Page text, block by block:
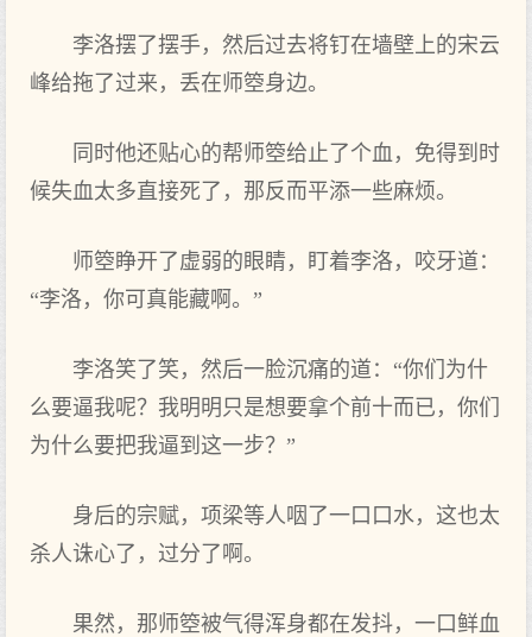
李洛摆了摆手，然后过去将钉在墙壁上的宋云
峰给拖了过来，丢在师箜身边。
同时他还贴心的帮师箜给止了个血，免得到时
候失血太多直接死了，那反而平添一些麻烦。
师箜睁开了虚弱的眼睛，盯着李洛，咬牙道：
“李洛，你可真能藏啊。”
李洛笑了笑，然后一脸沉痛的道：“你们为什
么要逼我呢？我明明只是想要拿个前十而已，你们
为什么要把我逼到这一步？”
身后的宗赋，项梁等人咽了一口口水，这也太
杀人诛心了，过分了啊。
果然，那师箜被气得浑身都在发抖，一口鲜血